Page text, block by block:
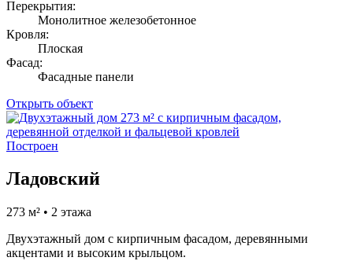
Перекрытия:
Монолитное железобетонное
Кровля:
Плоская
Фасад:
Фасадные панели
Открыть объект
Построен
Ладовский
273 м² • 2 этажа
Двухэтажный дом с кирпичным фасадом, деревянными
акцентами и высоким крыльцом.